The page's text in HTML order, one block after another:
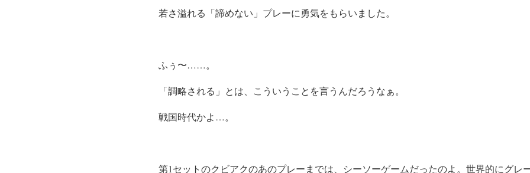
若さ溢れる「諦めない」プレーに勇気をもらいました。
ふぅ〜……。
「調略される」とは、こういうことを言うんだろうなぁ。
戦国時代かよ…。
第1セットのクビアクのあのプレーまでは、シーソーゲームだったのよ。世界的にグレ